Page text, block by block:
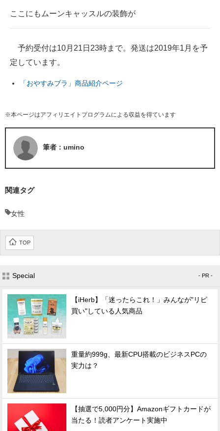
ここにもムーンキャッスルの装飾が
予約受付は10月21日23時まで。発送は2019年1月を予
定しています。
「おやすみブラ」商品紹介ページ
※本ページはアフィリエイトプログラムによる収益を得ています
筆者：umino
関連タグ
女性
TOP
Special - PR -
【iHerb】「迷ったらこれ！」みんなが"リピ
買い"している人気商品
重量約999g、最新CPU搭載のビジネスPCの
実力は？
【抽選で5,000円分】Amazonギフトカードが
当たる！読者アンケート実施中